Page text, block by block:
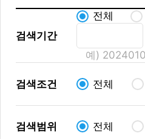
검색기간
전체
예)
검색조건 전체
검색범위 전체